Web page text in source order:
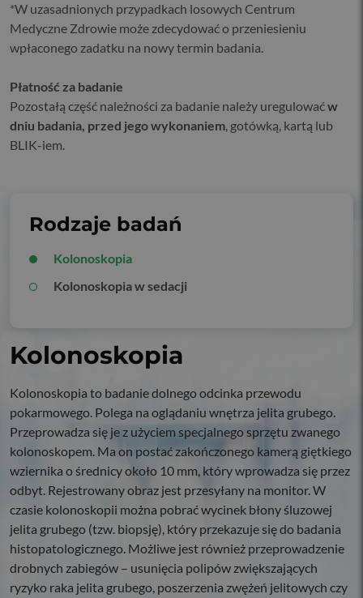
*W uzasadnionych przypadkach losowych Centrum
Medyczne Zdrowie może zdecydować o przeniesieniu
wpłaconego zadatku na nowy termin badania.
Płatność za badanie
Pozostałą część należności za badanie należy uregulowaćw
dniu badania, przed jego wykonaniem, gotówką, kartą lub
BLIK-iem.
Rodzaje badań
Kolonoskopia
Kolonoskopia w sedacji
Kolonoskopia
Kolonoskopia to badanie dolnego odcinka przewodu
pokarmowego. Polega na oglądaniu wnętrza jelita grubego.
Przeprowadza się je z użyciem specjalnego sprzętu zwanego
kolonoskopem. Ma on postać zakończonego kamerą giętkiego
wziernika o średnicy około 10 mm, który wprowadza się przez
odbyt. Rejestrowany obraz jest przesyłany na monitor. W
czasie kolonoskopii można pobrać wycinek błony śluzowej
jelita grubego (tzw. biopsję), który przekazuje się do badania
histopatologicznego. Możliwe jest również przeprowadzenie
drobnych zabiegów – usunięcia polipów zwiększających
ryzyko raka jelita grubego, poszerzenia zwężeń jelitowych czy